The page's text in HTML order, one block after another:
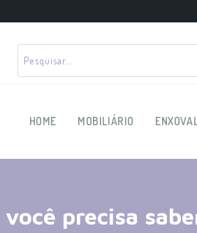
HOME MOBILIÁRIO
precisa